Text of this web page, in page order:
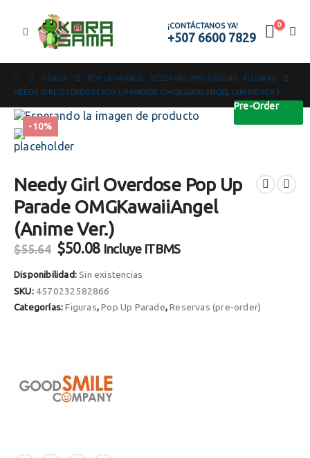
¡CONTÁCTANOS YA!
+507 6600 7829
0
TIENDA POP UP PARADE RESERVAS (PRE-ORDER)
FIGURAS
NEEDY GIRL OVERDOSE POP UP PARADE OMGKAWAIIANGEL (ANIME VER.)
-10%
Pre-Order
Needy Girl Overdose Pop Up
Parade OMGKawaiiAngel
(Anime Ver.)
$55.64 El
original
era:
$55.64.
$50.08El
actual
es:
$50.08.
Incluye ITBMS
Disponibilidad:Sin existencias
SKU: 4570232582866
Categorías:Figuras,Pop Up Parade,Reservas (pre-order)